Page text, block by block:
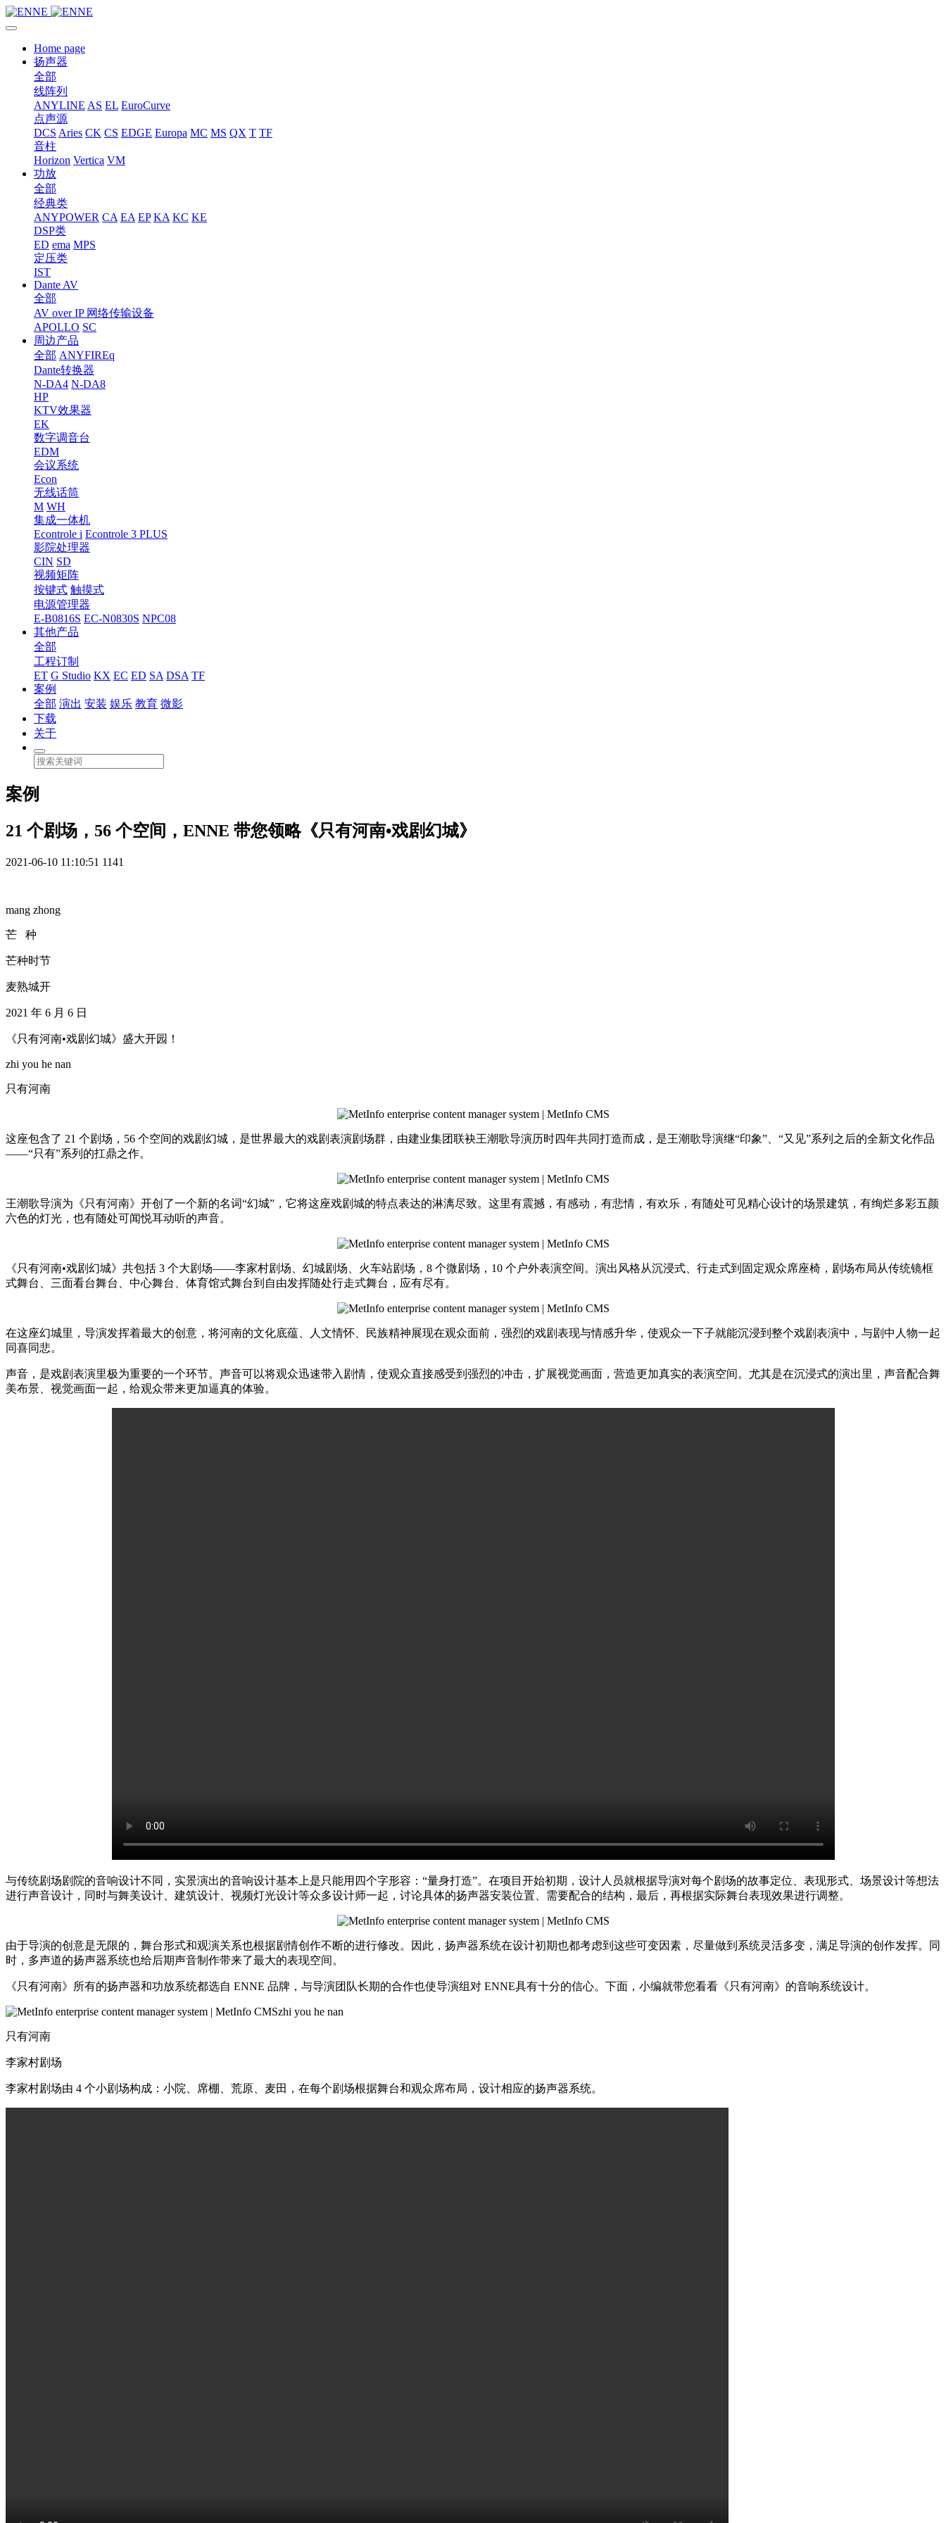
Home page
扬声器
全部
线阵列
ANYLINE AS EL EuroCurve
点声源
DCS Aries CK CS EDGE Europa MC MS QX T TF
音柱
Horizon Vertica VM
功放
全部
经典类
ANYPOWER CA EA EP KA KC KE
DSP类
ED ema MPS
定压类
IST
Dante AV
全部
AV over IP 网络传输设备
APOLLO SC
周边产品
全部 ANYFIREq
Dante转换器
N-DA4 N-DA8
HP
KTV效果器
EK
数字调音台
EDM
会议系统
Econ
无线话筒
M WH
集成一体机
Econtrole i Econtrole 3 PLUS
影院处理器
CIN SD
视频矩阵
按键式 触摸式
电源管理器
E-B0816S EC-N0830S NPC08
其他产品
全部
工程订制
ET G Studio KX EC ED SA DSA TF
案例
全部 演出 安装 娱乐 教育 微影
下载
关于
案例
21 个剧场，56 个空间，ENNE 带您领略《只有河南•戏剧幻城》
2021-06-10 11:10:51 1141
mang zhong
芒 种
芒种时节
麦熟城开
2021 年 6 月 6 日
《只有河南•戏剧幻城》盛大开园！
zhi you he nan
只有河南
这座包含了 21 个剧场，56 个空间的戏剧幻城，是世界最大的戏剧表演剧场群，由建业集团联袂王潮歌导演历时四年共同打造而成，是王潮歌导演继“印象”、“又见”系列之后的全新文化作品
——“只有”系列的扛鼎之作。
王潮歌导演为《只有河南》开创了一个新的名词“幻城”，它将这座戏剧城的特点表达的淋漓尽致。这里有震撼，有感动，有悲情，有欢乐，有随处可见精心设计的场景建筑，有绚烂多彩五颜
六色的灯光，也有随处可闻悦耳动听的声音。
《只有河南•戏剧幻城》共包括 3 个大剧场——李家村剧场、幻城剧场、火车站剧场，8 个微剧场，10 个户外表演空间。演出风格从沉浸式、行走式到固定观众席座椅，剧场布局从传统镜框
式舞台、三面看台舞台、中心舞台、体育馆式舞台到自由发挥随处行走式舞台，应有尽有。
在这座幻城里，导演发挥着最大的创意，将河南的文化底蕴、人文情怀、民族精神展现在观众面前，强烈的戏剧表现与情感升华，使观众一下子就能沉浸到整个戏剧表演中，与剧中人物一起
同喜同悲。
声音，是戏剧表演里极为重要的一个环节。声音可以将观众迅速带入剧情，使观众直接感受到强烈的冲击，扩展视觉画面，营造更加真实的表演空间。尤其是在沉浸式的演出里，声音配合舞
美布景、视觉画面一起，给观众带来更加逼真的体验。
与传统剧场剧院的音响设计不同，实景演出的音响设计基本上是只能用四个字形容：“量身打造”。在项目开始初期，设计人员就根据导演对每个剧场的故事定位、表现形式、场景设计等想法
进行声音设计，同时与舞美设计、建筑设计、视频灯光设计等众多设计师一起，讨论具体的扬声器安装位置、需要配合的结构，最后，再根据实际舞台表现效果进行调整。
由于导演的创意是无限的，舞台形式和观演关系也根据剧情创作不断的进行修改。因此，扬声器系统在设计初期也都考虑到这些可变因素，尽量做到系统灵活多变，满足导演的创作发挥。同
时，多声道的扬声器系统也给后期声音制作带来了最大的表现空间。
《只有河南》所有的扬声器和功放系统都选自 ENNE 品牌，与导演团队长期的合作也使导演组对 ENNE具有十分的信心。下面，小编就带您看看《只有河南》的音响系统设计。
zhi you he nan
只有河南
李家村剧场
李家村剧场由 4 个小剧场构成：小院、席棚、荒原、麦田，在每个剧场根据舞台和观众席布局，设计相应的扬声器系统。